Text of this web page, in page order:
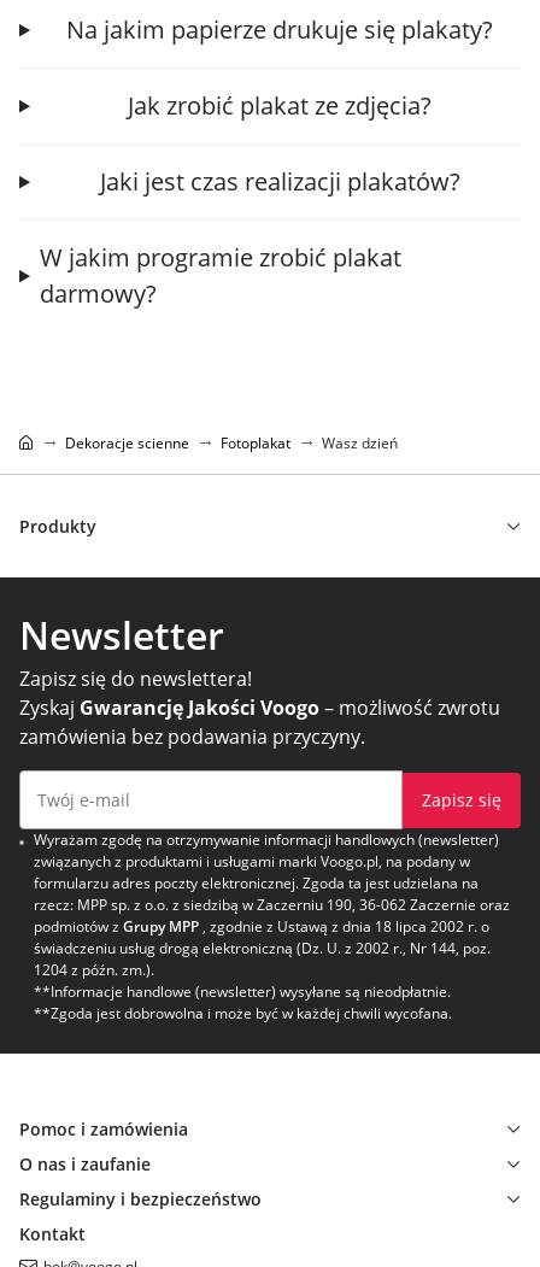
Na jakim papierze drukuje się plakaty?
Jak zrobić plakat ze zdjęcia?
Jaki jest czas realizacji plakatów?
W jakim programie zrobić plakat
darmowy?
Dekoracje scienne Fotoplakat Wasz dzień
Produkty
Newsletter
Zapisz się do newslettera!
Zyskaj Gwarancję Jakości Voogo– możliwość zwrotu
zamówienia bez podawania przyczyny.
Zapisz się
Wyrażam zgodę na otrzymywanie informacji handlowych (newsletter)
związanych z produktami i usługami marki Voogo.pl, na podany w
formularzu adres poczty elektronicznej. Zgoda ta jest udzielana na
rzecz: MPP sp. z o.o. z siedzibą w Zaczerniu 190, 36-062 Zaczernie oraz
podmiotów z Grupy MPP , zgodnie z Ustawą z dnia 18 lipca 2002 r. o
świadczeniu usług drogą elektroniczną (Dz. U. z 2002 r., Nr 144, poz.
1204 z późn. zm.).
**Informacje handlowe (newsletter) wysyłane są nieodpłatnie.
**Zgoda jest dobrowolna i może być w każdej chwili wycofana.
Pomoc i zamówienia
O nas i zaufanie
Regulaminy i bezpieczeństwo
Kontakt